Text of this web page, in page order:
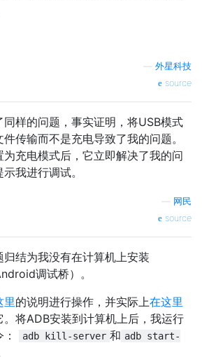
外星科技
source
同样的问题，事实证明，将USB模式
传输而不是充电导致了我的问题。
为充电模式后，它立即解决了我的问
我进行调试。
网民
source
归结为我没有在计算机上安装
调试桥）。
里的说明进行操作，并实际上在这里
。将ADB安装到计算机上后，我运行
adb kill-server 和 adb start-